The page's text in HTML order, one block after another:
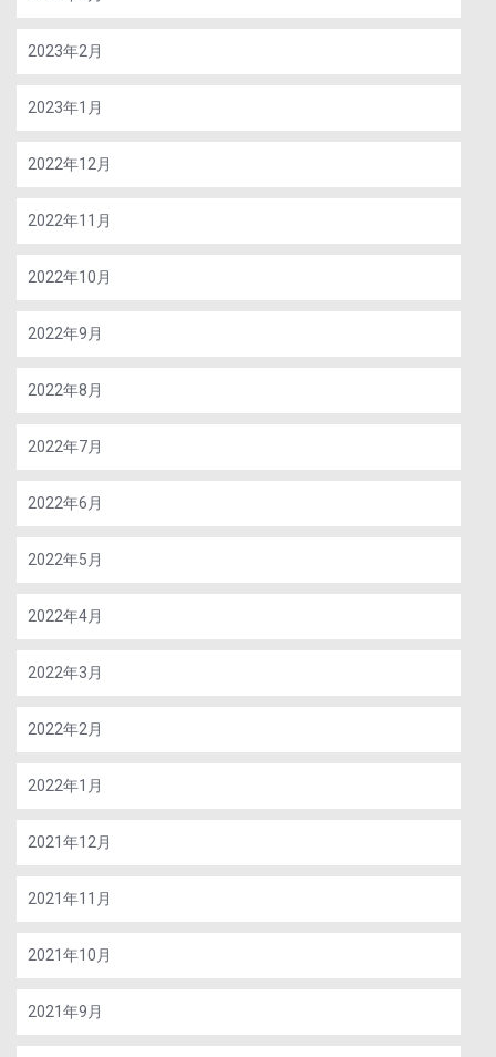
2023年2月
2023年1月
2022年12月
2022年11月
2022年10月
2022年9月
2022年8月
2022年7月
2022年6月
2022年5月
2022年4月
2022年3月
2022年2月
2022年1月
2021年12月
2021年11月
2021年10月
2021年9月